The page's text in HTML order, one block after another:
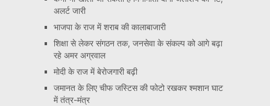
अलर्ट जारी
भाजपा के राज में शराब की कालाबाजारी
शिक्षा से लेकर संगठन तक, जनसेवा के संकल्प को आगे बढ़ा
रहे अमर अग्रवाल
मोदी के राज में बेरोजगारी बढ़ी
जमानत के लिए चीफ जस्टिस की फोटो रखकर श्मशान घाट
में तंत्र-मंत्र